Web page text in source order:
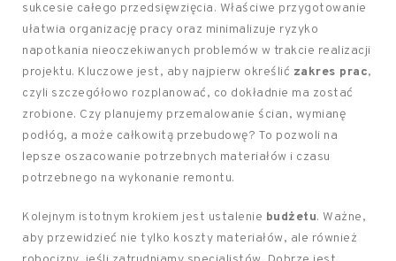
sukcesie całego przedsięwzięcia. Właściwe przygotowanie
ułatwia organizację pracy oraz minimalizuje ryzyko
napotkania nieoczekiwanych problemów w trakcie realizacji
projektu. Kluczowe jest, aby najpierw określić zakres prac,
czyli szczegółowo rozplanować, co dokładnie ma zostać
zrobione. Czy planujemy przemalowanie ścian, wymianę
podłóg, a może całkowitą przebudowę? To pozwoli na
lepsze oszacowanie potrzebnych materiałów i czasu
potrzebnego na wykonanie remontu.
Kolejnym istotnym krokiem jest ustalenie budżetu. Ważne,
aby przewidzieć nie tylko koszty materiałów, ale również